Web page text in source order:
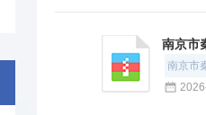
南京市
南京市